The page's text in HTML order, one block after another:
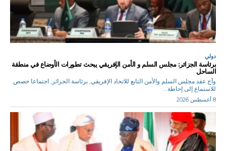
دولي
برئاسة الجزائر: مجلس السلم و الأمن الإفريقي يبحث تطورات الأوضاع في منطقة
الساحل
وأج عقد مجلس السلم والأمن التابع للاتحاد الإفريقي, برئاسة الجزائر, اجتماعا خصص
للاستماع إلى إحاطة...
8 أغسطس 2026